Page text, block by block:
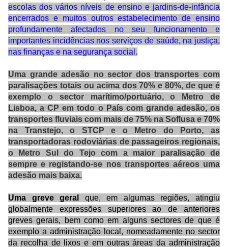
escolas dos vários níveis de ensino e jardins-de-infância
encerrados e muitos outros estabelecimento de ensino
profundamente afectados no seu funcionamento e
importantes incidências nos serviços de saúde, na justiça,
nas finanças e na segurança social.
Uma grande adesão no sector dos transportes com
paralisações totais ou acima dos 70% e 80%, de que é
exemplo o sector marítimo/portuário, o Metro de
Lisboa, a CP em todo o País com grande adesão, os
transportes fluviais com mais de 75% na Soflusa e 70%
na Transtejo, o STCP e o Metro do Porto, as
transportadoras rodoviárias de passageiros regionais,
o Metro Sul do Tejo com a maior paralisação de
sempre e registando-se nos transportes aéreos uma
adesão mais baixa.
Uma greve geral
que, em algumas regiões, atingiu
globalmente expressões superiores ao de anteriores
greves gerais, bem como em alguns sectores de que é
exemplo a administração local, nomeadamente no sector
da recolha de lixos e em outras áreas da administração